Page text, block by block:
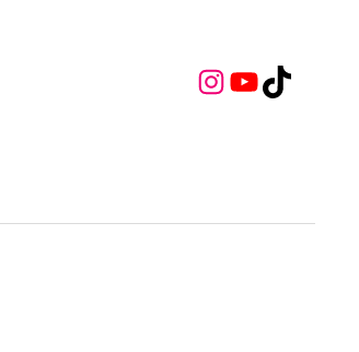
Instagram
YouTube
TikTok